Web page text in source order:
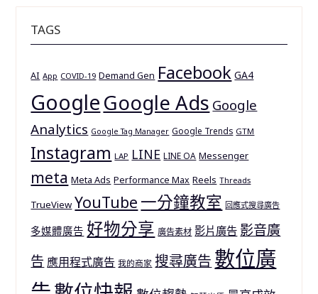
TAGS
AI App COVID-19 Demand Gen Facebook GA4
GoogleGoogle Ads Google
Analytics Google Tag Manager Google Trends GTM
Instagram LAP LINE LINE OA Messenger
meta Meta Ads Performance Max Reels Threads
TrueView YouTube 一分鐘教室 回應式搜尋廣告
多媒體廣告 好物分享 廣告素材 影片廣告 影音廣
告 應用程式廣告 我的商家 搜尋廣告 數位廣